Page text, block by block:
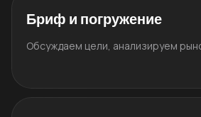
Бриф и погружение
Обсуждаем цели, анализируем